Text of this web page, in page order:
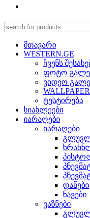
მთავარი
WESTERN.GE
ჩვენს
ფოტო
ვიდეო
ტესტირება
სიახლეები
იარაღები
იარაღები
დანები
ნავები
ვაზნები